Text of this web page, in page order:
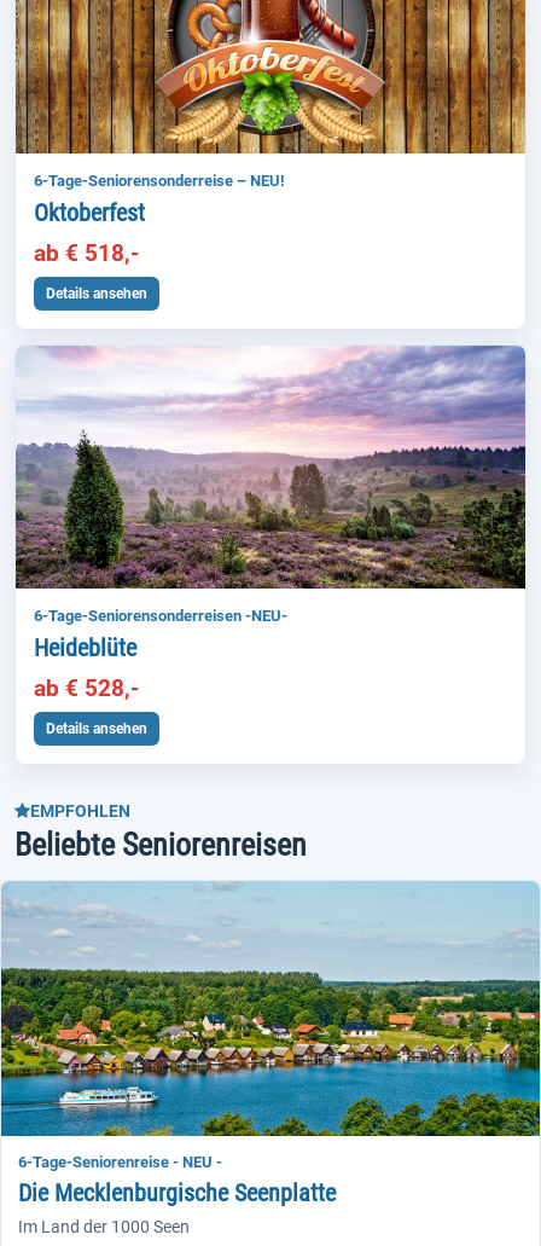
6-Tage-Seniorensonderreise – NEU!
Oktoberfest
ab € 518,-
Details ansehen
6-Tage-Seniorensonderreisen -NEU-
Heideblüte
ab € 528,-
Details ansehen
EMPFOHLEN
Beliebte Seniorenreisen
6-Tage-Seniorenreise - NEU -
Die Mecklenburgische Seenplatte
Im Land der 1000 Seen